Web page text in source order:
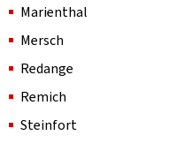
Marienthal
Mersch
Redange
Remich
Steinfort